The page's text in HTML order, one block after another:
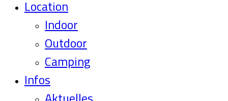
Location
Indoor
Outdoor
Camping
Infos